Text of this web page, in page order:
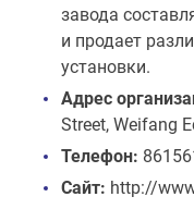
завода
и продает
установки.
Адрес
Street, Weifang
Телефон:
Сайт: http://